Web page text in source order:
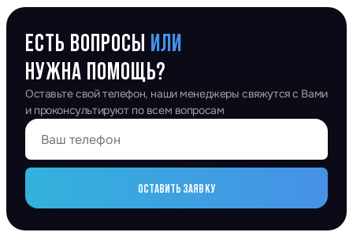
ЕСТЬ ВОПРОСЫ ИЛИ
НУЖНА ПОМОЩЬ?
Оставьте свой телефон, наши менеджеры свяжутся с Вами
и проконсультируют по всем вопросам
ОСТАВИТЬ ЗАЯВКУ